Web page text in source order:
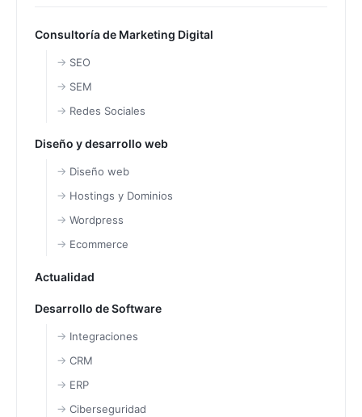
Consultoría de Marketing Digital
SEO
SEM
Redes Sociales
Diseño y desarrollo web
Diseño web
Hostings y Dominios
Wordpress
Ecommerce
Actualidad
Desarrollo de Software
Integraciones
CRM
ERP
Ciberseguridad